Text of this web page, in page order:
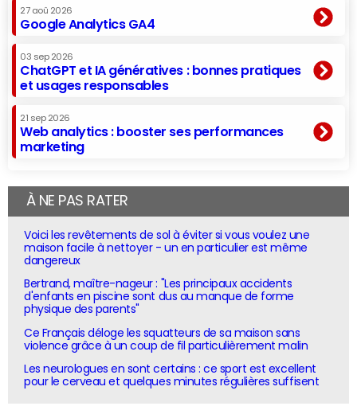
27 aoû 2026
Google Analytics GA4
03 sep 2026
ChatGPT et IA génératives : bonnes pratiques
et usages responsables
21 sep 2026
Web analytics : booster ses performances
marketing
À NE PAS RATER
Voici les revêtements de sol à éviter si vous voulez une
maison facile à nettoyer - un en particulier est même
dangereux
Bertrand, maître-nageur : "Les principaux accidents
d'enfants en piscine sont dus au manque de forme
physique des parents"
Ce Français déloge les squatteurs de sa maison sans
violence grâce à un coup de fil particulièrement malin
Les neurologues en sont certains : ce sport est excellent
pour le cerveau et quelques minutes régulières suffisent